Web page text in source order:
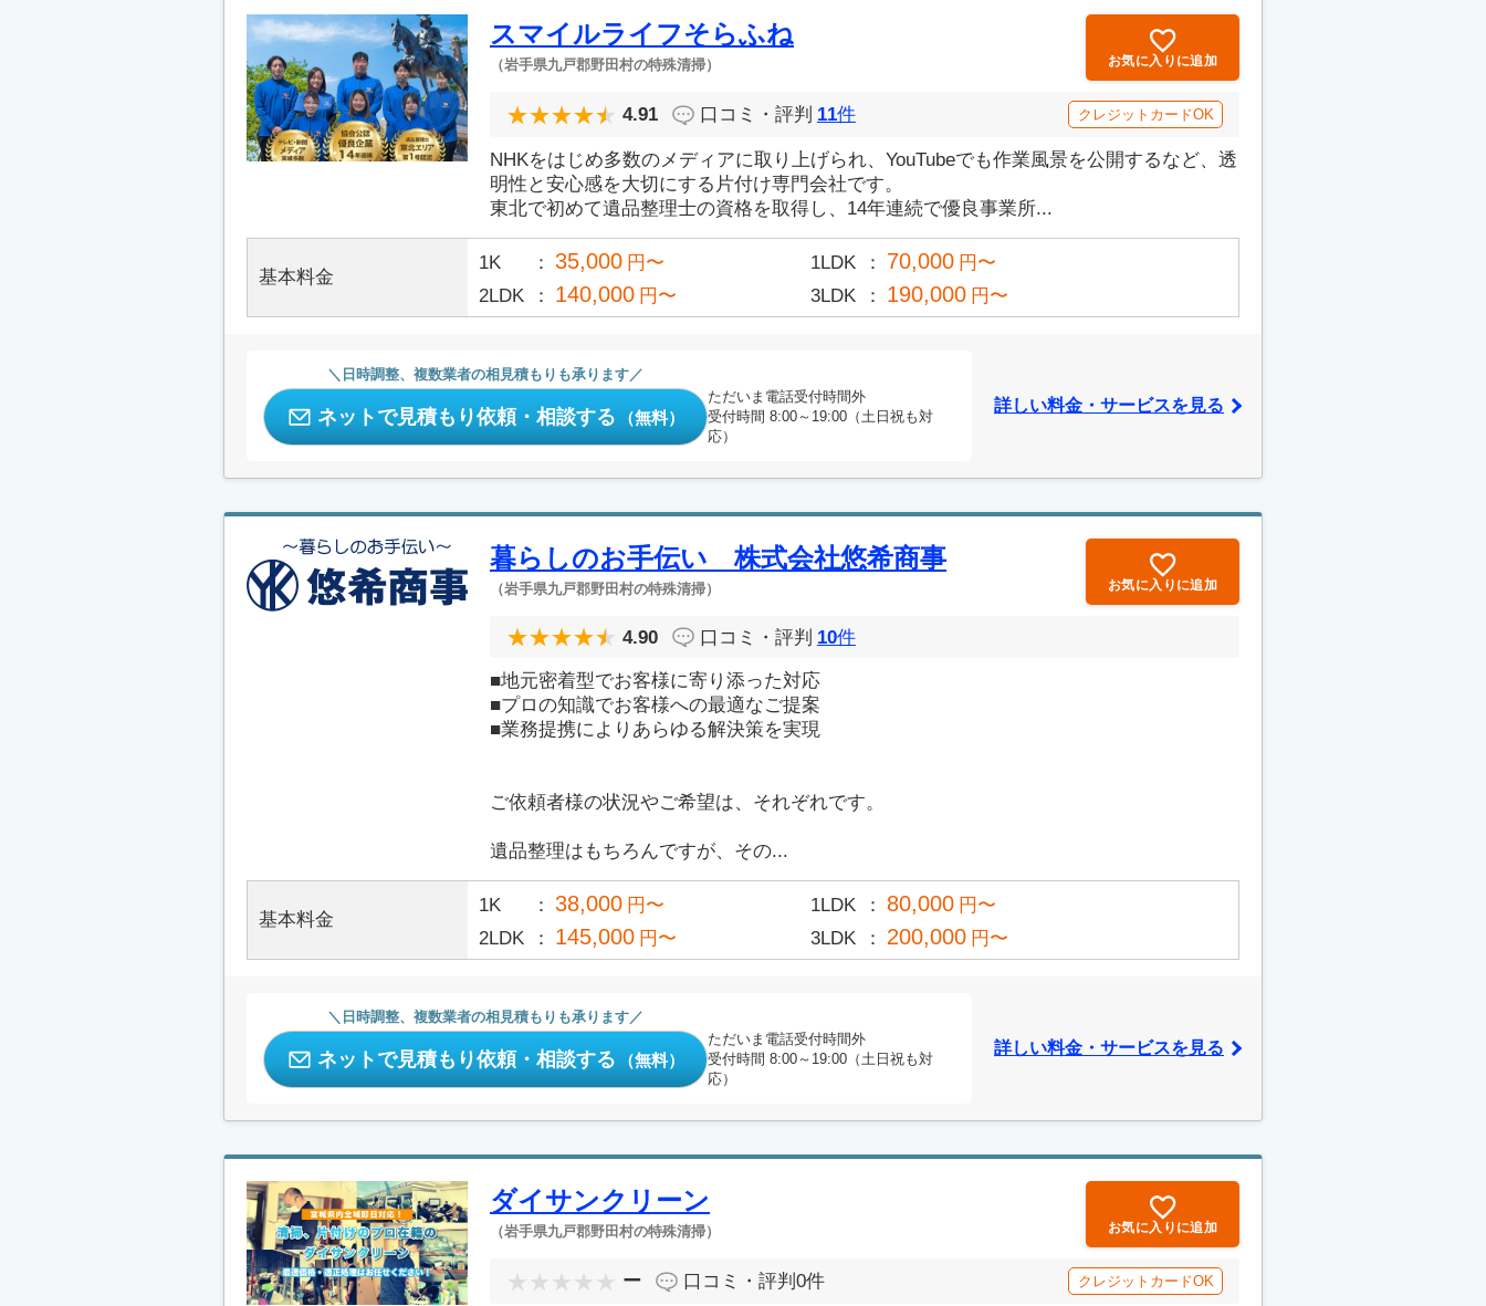
スマイルライフそらふね
（岩手県九戸郡野田村の特殊清掃） お気に入りに追加
4.91 口コミ・評判 11件 クレジットカードOK
NHKをはじめ多数のメディアに取り上げられ、YouTubeでも作業風景を公開するなど、透
明性と安心感を大切にする片付け専門会社です。
東北で初めて遺品整理士の資格を取得し、14年連続で優良事業所...
基本料金
1K 35,000 円〜 1LDK 70,000 円〜
2LDK
140,000 円〜 3LDK 190,000 円〜
日時調整、複数業者の相見積もりも承ります
ネットで見積もり依頼・相談する （無料）
ただいま電話受付時間外
受付時間 8:00～19:00（土日祝も対
応）
詳しい料金・サービスを見る
暮らしのお手伝い 株式会社悠希商事
（岩手県九戸郡野田村の特殊清掃） お気に入りに追加
4.90 口コミ・評判 10件
■地元密着型でお客様に寄り添った対応
■プロの知識でお客様への最適なご提案
■業務提携によりあらゆる解決策を実現
ご依頼者様の状況やご希望は、それぞれです。
遺品整理はもちろんですが、その...
基本料金
1K 38,000 円〜 1LDK 80,000 円〜
2LDK
145,000 円〜 3LDK 200,000 円〜
日時調整、複数業者の相見積もりも承ります
ネットで見積もり依頼・相談する （無料）
ただいま電話受付時間外
受付時間 8:00～19:00（土日祝も対
応）
詳しい料金・サービスを見る
ダイサンクリーン
（岩手県九戸郡野田村の特殊清掃） お気に入りに追加
ー 口コミ・評判 0件 クレジットカードOK